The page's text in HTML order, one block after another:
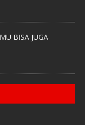
BISA JUGA